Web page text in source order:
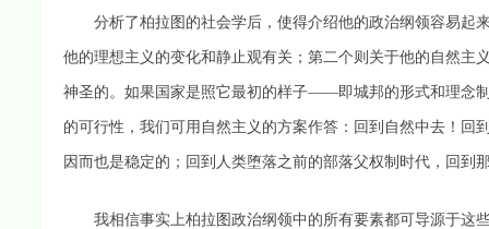
分析了柏拉图的社会学后，使得介绍他的政治纲领容易起
他的理想主义的变化和静止观有关；第二个则关于他的自然主
神圣的。如果国家是照它最初的样子——即城邦的形式和理念
的可行性，我们可用自然主义的方案作答：回到自然中去！
因而也是稳定的；回到人类堕落之前的部落父权制时代，回
我相信事实上柏拉图政治纲领中的所有要素都可导源于这